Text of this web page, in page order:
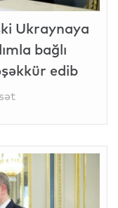
Ukraynaya
bağlı
edib